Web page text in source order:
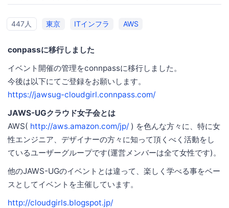
447人 東京 ITインフラ AWS
conpassに移行しました
イベント開催の管理をconnpassに移行しました。
今後は以下にてご登録をお願いします。
https://jawsug-cloudgirl.connpass.com/
JAWS-UGクラウド女子会とは
AWS( http://aws.amazon.com/jp/ ) を色んな方々に、特に女
性エンジニア、デザイナーの方々に知って頂くべく活動をし
ているユーザーグループです(運営メンバーは全て女性です)。
他のJAWS-UGのイベントとは違って、楽しく学べる事をベー
スとしてイベントを主催しています。
http://cloudgirls.blogspot.jp/